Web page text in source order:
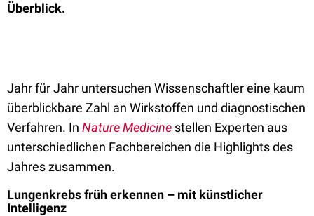
Überblick.
Jahr für Jahr untersuchen Wissenschaftler eine kaum
überblickbare Zahl an Wirkstoffen und diagnostischen
Verfahren. In Nature Medicine stellen Experten aus
unterschiedlichen Fachbereichen die Highlights des
Jahres zusammen.
Lungenkrebs früh erkennen – mit künstlicher
Intelligenz